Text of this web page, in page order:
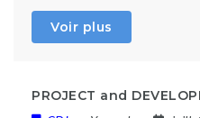
Voir plus
PROJECT and